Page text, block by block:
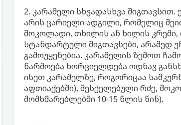
2. კარამელი სხვადასხვა
არის ცარიელი ადგილი, რომელიც
შოკოლადი, თხილის ან ხილის
სტანდარტული შიგთავსები, არამედ
გამოუყენებია. კარამელის ზემოთ
წარმოება ხორციელდება ოდნავ
ისეთ კარამელზე, როგორიცაა
აფთიაქებში), შესქელებული რძე,
მომხმარებლებში 10-15 წლის წინ).